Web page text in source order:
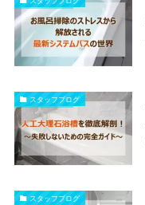
スタッフブログ
スタッフブログ